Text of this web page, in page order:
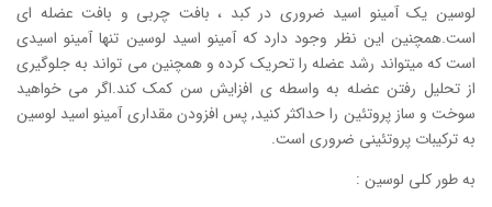
لوسین یک آمینو اسید ضروری در کبد ، بافت چربی و بافت عضله ای
است.همچنین این نظر وجود دارد که آمینو اسید لوسین تنها آمینو اسیدی
است که میتواند رشد عضله را تحریک کرده و همچنین می تواند به جلوگیری
از تحلیل رفتن عضله به واسطه ی افزایش سن کمک کند.اگر می خواهید
سوخت و ساز پروتئین را حداکثر کنید, پس افزودن مقداری آمینو اسید لوسین
به ترکیبات پروتئینی ضروری است.
به طور کلی لوسین :